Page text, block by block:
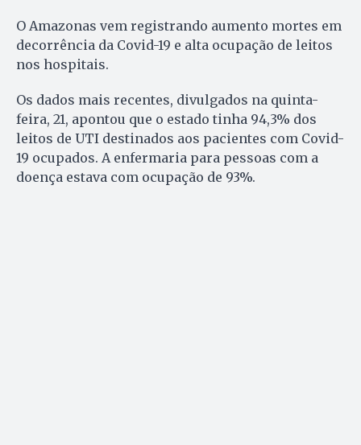
O Amazonas vem registrando aumento mortes em
decorrência da Covid-19 e alta ocupação de leitos
nos hospitais.
Os dados mais recentes, divulgados na quinta-
feira, 21, apontou que o estado tinha 94,3% dos
leitos de UTI destinados aos pacientes com Covid-
19 ocupados. A enfermaria para pessoas com a
doença estava com ocupação de 93%.